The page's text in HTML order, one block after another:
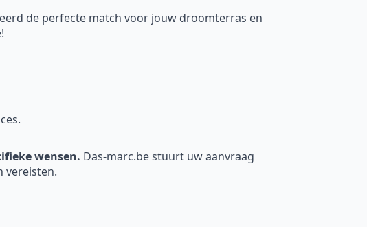
de perfecte match voor jouw droomterras en
wensen. Das-marc.be stuurt uw aanvraag
vereisten.